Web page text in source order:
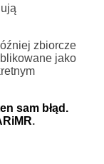
zbiorcze
jako
sam błąd.
.